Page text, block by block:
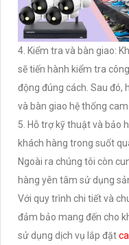
4. Kiểm tra và bàn giao:
sẽ tiến hành kiểm tra
động đúng cách. Sau đó,
và bàn giao hệ thống
5. Hỗ trợ kỹ thuật và bảo
khách hàng trong suốt
Ngoài ra chúng tôi còn
hàng yên tâm sử dụng
Với quy trình chi tiết và
đảm bảo mang đến cho
sử dụng dịch vụ lắp đặt